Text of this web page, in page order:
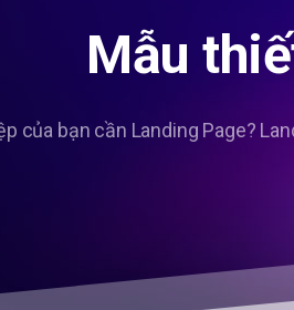
Mẫu
của bạn cần Landing Page?